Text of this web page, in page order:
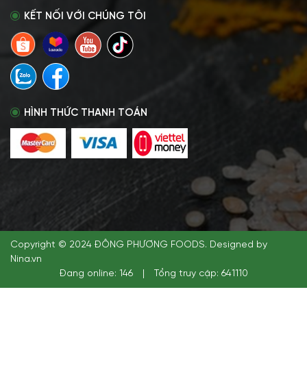
KẾT NỐI VỚI CHÚNG TÔI
HÌNH THỨC THANH TOÁN
Copyright © 2024 ĐÔNG PHƯƠNG FOODS. Designed by
Nina.vn
Đang online: 146
Tổng truy cập: 641110